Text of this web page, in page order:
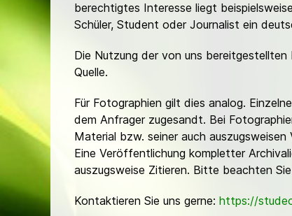
berechtigtes Interesse liegt
Schüler, Student oder Journalist ein
Die Nutzung der von uns
Quelle.
Für Fotographien gilt dies analog.
dem Anfrager zugesandt. Bei
Material bzw. seiner auch
Eine Veröffentlichung kompletter
auszugsweise Zitieren. Bitte beachten
Kontaktieren Sie uns gerne: https://